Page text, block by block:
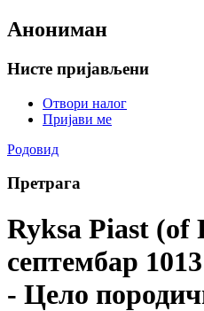
Анониман
Нисте пријављени
Отвори налог
Пријави ме
Родовид
Претрага
Ryksa Piast (of
септембар
- Цело